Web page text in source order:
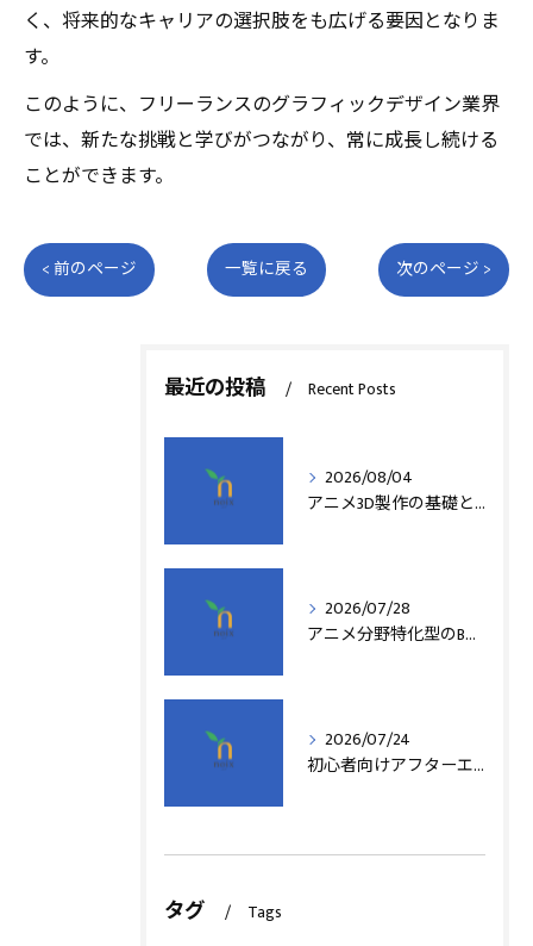
く、将来的なキャリアの選択肢をも広げる要因となりま
す。
このように、フリーランスのグラフィックデザイン業界
では、新たな挑戦と学びがつながり、常に成長し続ける
ことができます。
< 前のページ 一覧に戻る 次のページ >
最近の投稿 Recent Posts
2026/08/04
アニメ3D製作の基礎と実践法
2026/07/28
アニメ分野特化型のB型事業所支援制度の詳細解説
2026/07/24
初心者向けアフターエフェクト動画編集の基本
タグ Tags